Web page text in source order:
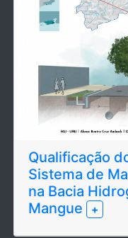
Qualificação
Sistema de
na Bacia
Mangue
+